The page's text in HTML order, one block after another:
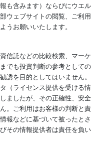
も含みます）ならびにウエル
ウェブサイトの閲覧、ご利用
うお願いいたします。
信託などの比較検索、マーケ
でも投資判断の参考としての
誘を目的としてはいません。
（ライセンス提供を受ける情
ましたが、その正確性、安全
。ご利用はお客様の判断と責
報などに基づいて被ったとさ
その情報提供者は責任を負い